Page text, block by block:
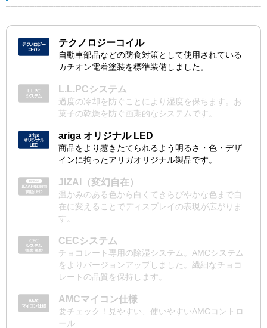
テクノロジーコイル
自動車部品などの防食対策として使用されている
カチオン電着塗装を標準装備しました。
L.L.PCシステム
過度の冷却を防ぐことにより湿度を保ちます。お
菓子の乾燥を防ぐ画期的なシステムです。
ariga オリジナル LED
商品をより惹きたてられるよう明るさ・色・デザ
インに拘ったアリガオリジナル製品です。
JIZAI（変幻自在）
温かみのある色から白くてきらびやかな色まで自
在に変えることでディスプレイの表現が広がりま
す。
CECシステム
チョコレート専用の除湿システム。AMCシステム
をよりバージョンアップしました。繊細なチョコ
レートの品質を保持します。
AMCマイコン仕様
要チェック！見やすい、使いやすいAMCコントロ
ール